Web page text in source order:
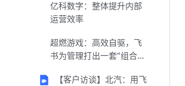
亿科数字：整体提升内部
运营效率
超燃游戏：高效自驱，飞
书为管理打出一套“组合
【客户访谈】北汽：用飞